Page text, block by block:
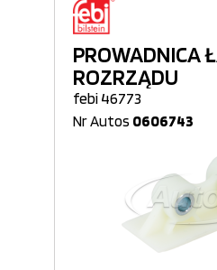
PROWADNICA
ROZRZĄDU
febi 46773
Nr Autos 0606743